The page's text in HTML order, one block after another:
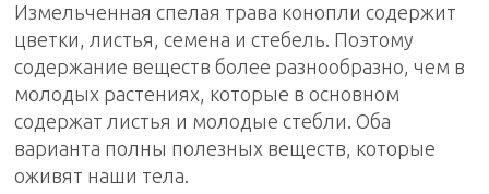
Измельченная спелая трава конопли содержит
цветки, листья, семена и стебель. Поэтому
содержание веществ более разнообразно, чем в
молодых растениях, которые в основном
содержат листья и молодые стебли. Оба
варианта полны полезных веществ, которые
оживят наши тела.